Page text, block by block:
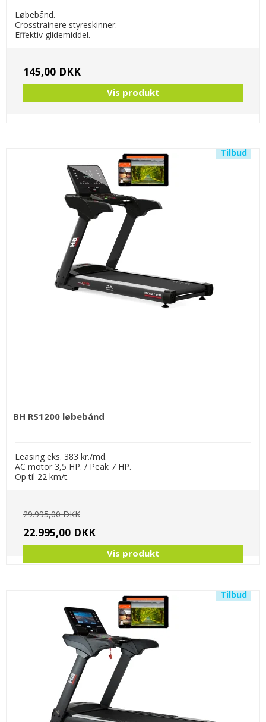
Løbebånd.
Crosstrainere styreskinner.
Effektiv glidemiddel.
145,00 DKK
Vis produkt
Tilbud
BH RS1200 løbebånd
Leasing eks. 383 kr./md.
AC motor 3,5 HP. / Peak 7 HP.
Op til 22 km/t.
29.995,00 DKK
22.995,00 DKK
Vis produkt
Tilbud